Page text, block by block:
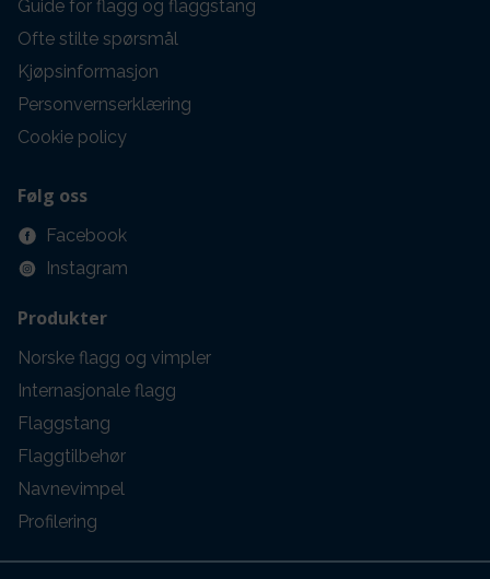
Guide for flagg og flaggstang
Ofte stilte spørsmål
Kjøpsinformasjon
Personvernserklæring
Cookie policy
Følg oss
Facebook
Instagram
Produkter
Norske flagg og vimpler
Internasjonale flagg
Flaggstang
Flaggtilbehør
Navnevimpel
Profilering